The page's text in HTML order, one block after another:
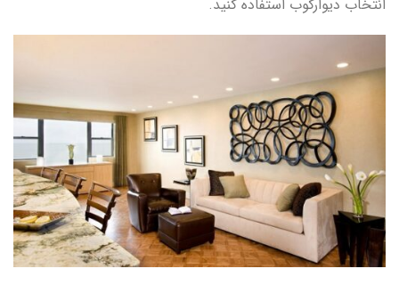
انتخاب دیوارکوب استفاده کنید.